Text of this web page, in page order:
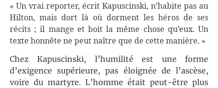
« Un vrai reporter, écrit Kapuscinski, n’habite pas au
Hilton, mais dort là où dorment les héros de ses
récits ; il mange et boit la même chose qu’eux. Un
texte honnête ne peut naître que de cette manière. »
Chez Kapuscinski, l’humilité est une forme
d’exigence supérieure, pas éloignée de l’ascèse,
voire du martyre. L’homme était peut-être plus